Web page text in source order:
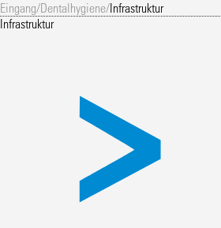
Eingang/Dentalhygiene/Infrastruktur
Infrastruktur